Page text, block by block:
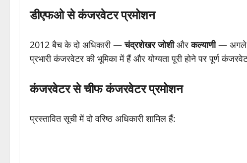
डीएफओ से कंजरवेटर प्रमोशन
2012 बैच के दो अधिकारी —चंद्रशेखर जोशीऔरकल्याणी— अगले
प्रभारी कंजरवेटर की भूमिका में हैं और योग्यता पूरी होने पर पूर्ण
कंजरवेटर से चीफ कंजरवेटर प्रमोशन
प्रस्तावित सूची में दो वरिष्ठ अधिकारी शामिल हैं: